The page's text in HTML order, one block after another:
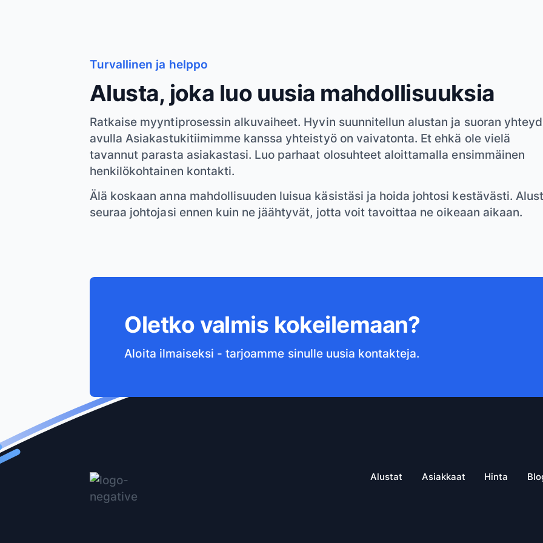
Turvallinen ja helppo
Alusta, joka luo uusia mahdollisuuksia
Ratkaise myyntiprosessin alkuvaiheet. Hyvin suunnitellun alustan ja suoran
avulla Asiakastukitiimimme kanssa yhteistyö on vaivatonta. Et ehkä ole vielä
tavannut parasta asiakastasi. Luo parhaat olosuhteet aloittamalla ensimmäinen
henkilökohtainen kontakti.
Älä koskaan anna mahdollisuuden luisua käsistäsi ja hoida johtosi kestävästi.
seuraa johtojasi ennen kuin ne jäähtyvät, jotta voit tavoittaa ne oikeaan aikaan.
Oletko valmis kokeilemaan?
Aloita ilmaiseksi - tarjoamme sinulle uusia kontakteja.
Alustat Asiakkaat Hinta